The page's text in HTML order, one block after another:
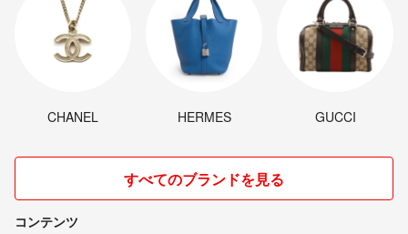
CHANEL HERMES GUCCI
すべてのブランドを見る
コンテンツ